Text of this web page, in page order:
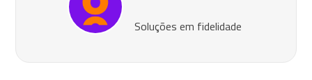
Soluções em fidelidade